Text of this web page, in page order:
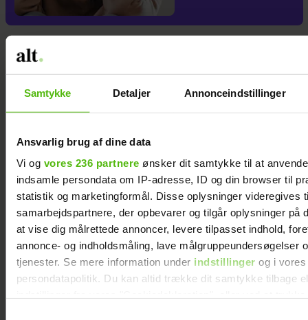
Samtykke Detaljer Annonceindstillinger
Ansvarlig brug af dine data
Vi og vores 236 partnere ønsker dit samtykke til at
indsamle persondata om IP-adresse, ID og din browser til
statistik og marketingformål. Disse oplysninger videregives
samarbejdspartnere, der opbevarer og tilgår oplysninger på
at vise dig målrettede annoncer, levere tilpasset indhold,
annonce- og indholdsmåling, lave målgruppeundersøgelser
tjenester. Se mere information under indstillinger og i vores
persondatapolitik. Du kan altid trække dit samtykke tilbage